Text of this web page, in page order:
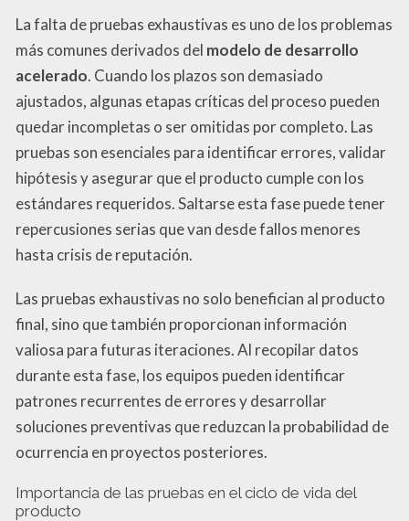
La falta de pruebas exhaustivas es uno de los problemas
más comunes derivados del modelo de desarrollo
acelerado. Cuando los plazos son demasiado
ajustados, algunas etapas críticas del proceso pueden
quedar incompletas o ser omitidas por completo. Las
pruebas son esenciales para identificar errores, validar
hipótesis y asegurar que el producto cumple con los
estándares requeridos. Saltarse esta fase puede tener
repercusiones serias que van desde fallos menores
hasta crisis de reputación.
Las pruebas exhaustivas no solo benefician al producto
final, sino que también proporcionan información
valiosa para futuras iteraciones. Al recopilar datos
durante esta fase, los equipos pueden identificar
patrones recurrentes de errores y desarrollar
soluciones preventivas que reduzcan la probabilidad de
ocurrencia en proyectos posteriores.
Importancia de las pruebas en el ciclo de vida del
producto